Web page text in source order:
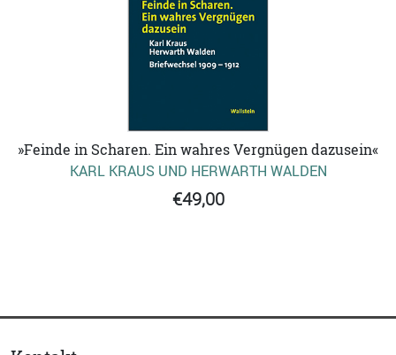
»Feinde in Scharen. Ein wahres Vergnügen dazusein«
KARL KRAUS UND HERWARTH WALDEN
€49,00